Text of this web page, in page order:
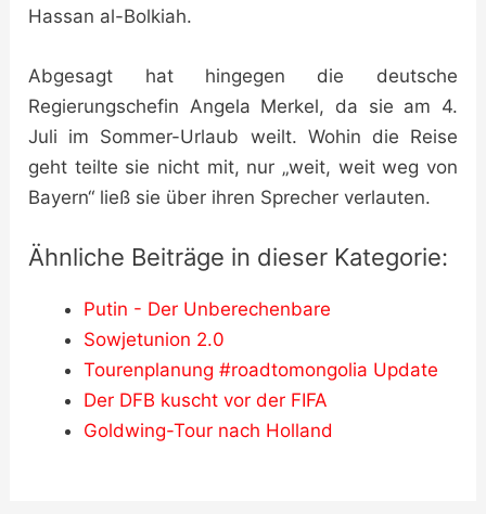
Hassan al-Bolkiah.
Abgesagt hat hingegen die deutsche
Regierungschefin Angela Merkel, da sie am 4.
Juli im Sommer-Urlaub weilt. Wohin die Reise
geht teilte sie nicht mit, nur „weit, weit weg von
Bayern“ ließ sie über ihren Sprecher verlauten.
Ähnliche Beiträge in dieser Kategorie:
Putin - Der Unberechenbare
Sowjetunion 2.0
Tourenplanung #roadtomongolia Update
Der DFB kuscht vor der FIFA
Goldwing-Tour nach Holland